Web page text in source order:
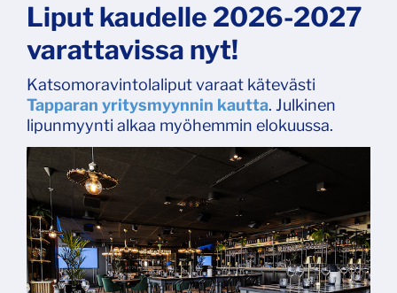
Liput kaudelle 2026-2027
varattavissa nyt!
Katsomoravintolaliput varaat kätevästi
Tapparan yritysmyynnin kautta.​​​​ Julkinen
lipunmyynti alkaa myöhemmin elokuussa.